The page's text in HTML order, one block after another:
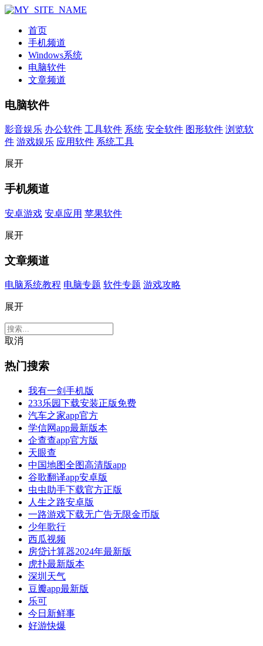
首页
手机频道
Windows系统
电脑软件
文章频道
电脑软件
影音娱乐 办公软件 工具软件 系统 安全软件 图形软件 浏览软
件 游戏娱乐 应用软件 系统工具
展开
手机频道
安卓游戏 安卓应用 苹果软件
展开
文章频道
电脑系统教程 电脑专题 软件专题 游戏攻略
展开
取消
热门搜索
我有一剑手机版
233乐园下载安装正版免费
汽车之家app官方
学信网app最新版本
企查查app官方版
天眼查
中国地图全图高清版app
谷歌翻译app安卓版
虫虫助手下载官方正版
人生之路安卓版
一路游戏下载无广告无限金币版
少年歌行
西瓜视频
房贷计算器2024年最新版
虎扑最新版本
深圳天气
豆瓣app最新版
乐可
今日新鲜事
好游快爆